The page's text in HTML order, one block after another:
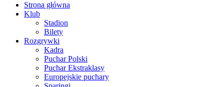
Strona główna
Klub
Stadion
Bilety
Rozgrywki
Kadra
Puchar Polski
Puchar Ekstraklasy
Europejskie puchary